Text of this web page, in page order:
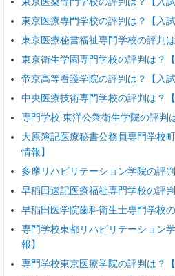
東京医療専門学校の評判は？【入試
東京医療秘書福祉専門学校の評判
東京衛生学園専門学校の評判は？
帝京高等看護学院の評判は？【入試
中央医療技術専門学校の評判は？
専門学校 東洋公衆衛生学院の評判
大原簿記医療秘書公務員専門学校
情報】
多摩リハビリテーション学院の評
早稲田速記医療福祉専門学校の評
早稲田医学院歯科衛生士専門学校
専門学校東都リハビリテーション
報】
専門学校東京医療学院の評判は？